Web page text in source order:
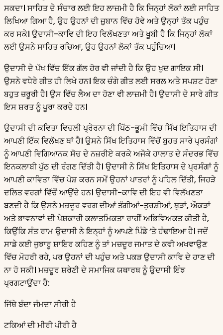
ਸਕਦਾ। ਸਾਹਿਤ ਦੇ ਸੰਚਾਰ ਲਈ ਇਹ ਲਾਜ਼ਮੀ ਹੈ ਕਿ ਜਿਨ੍ਹਾਂ ਲੋਕਾਂ ਲਈ ਸਾਹਿਤ
ਲਿਖਿਆ ਗਿਆ ਹੈ, ਉਹ ਉਹਨਾਂ ਦੀ ਜ਼ੁਬਾਨ ਵਿੱਚ ਹੋਵੇ ਅਤੇ ਉਨ੍ਹਾਂ ਤੱਕ ਪਹੁੰਚ
ਕਰ ਸਕੇ। ਉਦਾਸੀ-ਕਾਵਿ ਦੀ ਇਹ ਵਿਲੱਖਣਤਾ ਅਤੇ ਖੂਬੀ ਹੈ ਕਿ ਜਿਨ੍ਹਾਂ ਲੋਕਾਂ
ਲਈ ਉਸਨੇ ਸਾਹਿਤ ਰਚਿਆ, ਉਹ ਉਹਨਾਂ ਲੋਕਾਂ ਤੱਕ ਪਹੁੰਚਿਆ।
ਉਦਾਸੀ ਦੇ ਪੱਖ ਵਿੱਚ ਇੱਕ ਗੱਲ ਹੋਰ ਵੀ ਜਾਂਦੀ ਹੈ ਕਿ ਉਹ ਖੁਦ ਗਾਇਕ ਸੀ।
ਉਸਨੇ ਵਧੇਰੇ ਗੀਤ ਹੀ ਲਿਖੇ ਹਨ। ਇਕ ਚੰਗੇ ਗੀਤ ਲਈ ਸਰਲ ਅਤੇ ਸਪਸ਼ਟ ਹੋਣਾ
ਬਹੁਤ ਜ਼ਰੂਰੀ ਹੈ। ਉਸ ਵਿੱਚ ਲੈਅ ਦਾ ਹੋਣਾ ਵੀ ਲਾਜ਼ਮੀ ਹੈ। ਉਦਾਸੀ ਦੇ ਸਾਰੇ ਗੀਤ
ਇਸ ਸ਼ਰਤ ਨੂੰ ਪੂਰਾ ਕਰਦੇ ਹਨ।
ਉਦਾਸੀ ਦੀ ਕਵਿਤਾ ਵਿਚਲੀ ਪ੍ਰੇਰਨਾ ਦੀ ਪਿੱਠ-ਭੂਮੀ ਵਿੱਚ ਸਿੱਖ ਇਤਿਹਾਸ ਦੀ
ਆਪਣੀ ਇੱਕ ਵਿਲੱਖਣ ਥਾਂ ਹੈ। ਉਸਨੇ ਸਿੱਖ ਇਤਿਹਾਸ ਵਿੱਚੋਂ ਬੁਹਤ ਸਾਰੇ ਪ੍ਰਸੰਗਾਂ
ਨੂੰ ਆਪਣੀ ਵਿਗਿਆਨਕ ਸੋਚ ਦੇ ਨਜ਼ਰੀਏ ਕਰਕੇ ਅਜੋਕੇ ਹਾਲਾਤ ਦੇ ਸੰਦਰਭ ਵਿੱਚ
ਇਨਕਲਾਬੀ ਪੁੱਠ ਦੀ ਰੰਗਣ ਦਿੱਤੀ ਹੈ। ਉਦਾਸੀ ਨੇ ਸਿੱਖ ਇਤਿਹਾਸ ਦੇ ਪ੍ਰਸੰਗਾਂ ਨੂੰ
ਆਪਣੀ ਕਾਵਿਤਾ ਵਿੱਚ ਪੇਸ਼ ਕਰਨ ਸਮੇਂ ਉਹਨਾਂ ਪਾਤਰਾਂ ਨੂੰ ਪਹਿਲ ਦਿੱਤੀ, ਜਿਹੜੇ
ਦਲਿਤ ਵਰਗਾਂ ਵਿੱਚੋਂ ਆਉਂਦੇ ਹਨ। ਉਦਾਸੀ-ਕਾਵਿ ਦੀ ਇਹ ਵੀ ਵਿਲੱਖਣਤਾ
ਬਣਦੀ ਹੈ ਕਿ ਉਸਨੇ ਮਜ਼ਦੂਰ ਵਰਗ ਦੀਆਂ ਤੰਗੀਆਂ-ਤੁਰਸ਼ੀਆਂ, ਥੁੜਾਂ, ਔਕੜਾਂ
ਅਤੇ ਭਾਵਨਾਵਾਂ ਦੀ ਪੇਸ਼ਕਾਰੀ ਕਲਾਤਮਿਕਤਾ ਰਾਹੀਂ ਅਭਿਵਿਅਕਤ ਕੀਤੀ ਹੈ,
ਕਿਉਂਕਿ ਸੰਤ ਰਾਮ ਉਦਾਸੀ ਨੇ ਇਨ੍ਹਾਂ ਨੂੰ ਆਪਣੇ ਪਿੰਡੇ ’ਤੇ ਹੰਢਾਇਆ ਹੈ। ਜਦੋਂ
ਸਾਡੇ ਕਈ ਜੁਝਾਰੂ ਸ਼ਾਇਰ ਕਹਿਣ ਨੂੰ ਤਾਂ ਮਜ਼ਦੂਰ ਜਮਾਤ ਦੇ ਕਵੀ ਅਖਵਾਉਣ
ਵਿੱਚ ਮੋਹਰੀ ਰਹੇ, ਪਰ ਉਹਨਾਂ ਦੀ ਪਹੁੰਚ ਅਤੇ ਪਕੜ ਉਦਾਸੀ ਕਾਵਿ ਦੇ ਹਾਣ ਦੀ
ਨਾ ਹੋ ਸਕੀ। ਮਜ਼ਦੂਰ ਸ਼ਰੇਣੀ ਦੇ ਸਮਾਜਿਕ ਯਥਾਰਥ ਨੂੰ ਉਦਾਸੀ ਇੰਝ
ਪ੍ਰਗਟਾਉਂਦਾ ਹੈ:
ਜਿੱਥੇ ਬੰਦਾ ਜੰਮਦਾ ਸੀਰੀ ਹੈ
ਟਕਿਆਂ ਦੀ ਮੀਰੀ ਪੀਰੀ ਹੈ